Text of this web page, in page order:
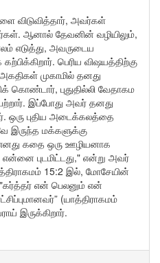
விடுவித்தார், அவர்கள்
ஆனால் தேவனின் வழியிலும்,
எடுத்து, அவருடைய
பெரிய விஷயத்திற்கு
முகாமில் தனது
புதுதில்லி வேதாகம
இப்போது அவர் தனது
ஒரு புதிய அடைக்கலத்தை
மக்களுக்கு
கதை ஒரு ஊழியனாக
புடமிட்டது," என்று அவர்
15:2 இல், மோசேயின்
என் பெலனும் என்
(யாத்திராகமம்
இருக்கிறார்.